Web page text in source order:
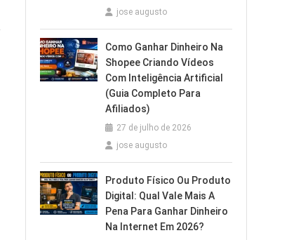
jose augusto
Como Ganhar Dinheiro Na
Shopee Criando Vídeos
Com Inteligência Artificial
(Guia Completo Para
Afiliados)
27 de julho de 2026
jose augusto
Produto Físico Ou Produto
Digital: Qual Vale Mais A
Pena Para Ganhar Dinheiro
Na Internet Em 2026?